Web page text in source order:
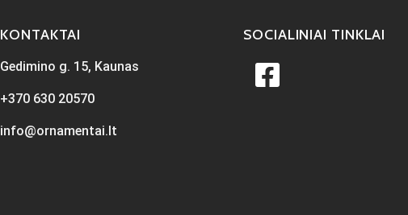
KONTAKTAI
Gedimino g. 15, Kaunas
+370 630 20570
info@ornamentai.lt
SOCIALINIAI TINKLAI